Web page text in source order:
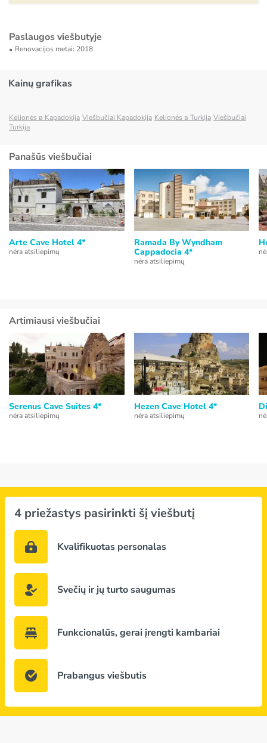
Paslaugos viešbutyje
Renovacijos metai: 2018
Kainų grafikas
Kelionės в Kapadokija Viešbučiai Kapadokija Kelionės в Turkija Viešbučiai
Turkija
Panašūs viešbučiai
Arte Cave Hotel 4*
nėra atsiliepimų
Ramada By Wyndham
Cappadocia 4*
nėra atsiliepimų
Artimiausi viešbučiai
Serenus Cave Suites 4*
nėra atsiliepimų
Hezen Cave Hotel 4*
nėra atsiliepimų
4 priežastys pasirinkti šį viešbutį
Kvalifikuotas personalas
Svečių ir jų turto saugumas
Funkcionalūs, gerai įrengti kambariai
Prabangus viešbutis